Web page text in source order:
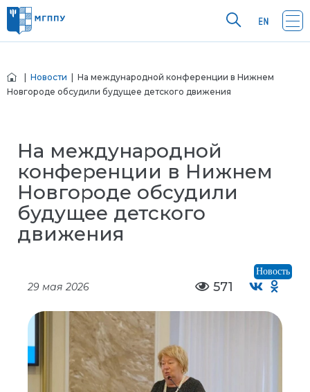
Новости | На международной конференции в Нижнем
Новгороде обсудили будущее детского движения
На международной
конференции в Нижнем
Новгороде обсудили
будущее детского
движения
Новость
29 мая 2026 571